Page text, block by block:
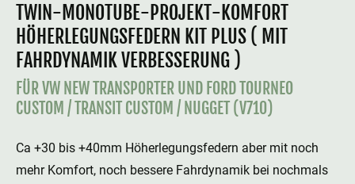
TWIN-MONOTUBE-PROJEKT-KOMFORT
HÖHERLEGUNGSFEDERN KIT PLUS ( MIT
FAHRDYNAMIK VERBESSERUNG )
FÜR VW NEW TRANSPORTER UND FORD TOURNEO
CUSTOM / TRANSIT CUSTOM / NUGGET (V710)
Ca +30 bis +40mm Höherlegungsfedern aber mit noch
mehr Komfort, noch bessere Fahrdynamik bei nochmals